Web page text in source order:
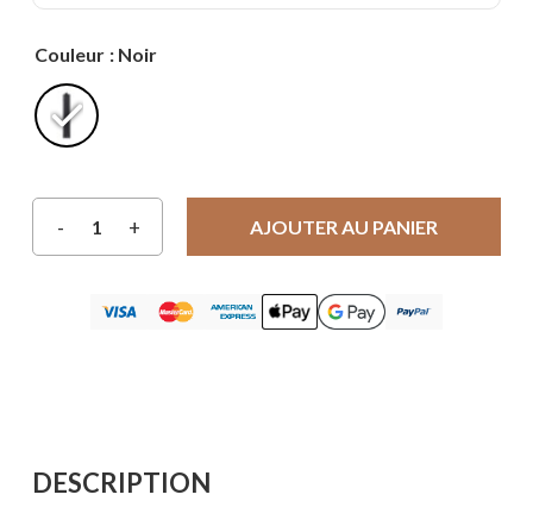
Couleur : Noir
AJOUTER AU PANIER
DESCRIPTION